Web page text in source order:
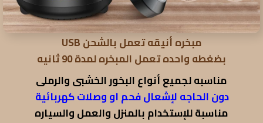
مبخره أنيقه تعمل بالشحن USB
بضغطه واحده تعمل المبخره لمدة 90 ثانيه
مناسبه لجميع أنواع البخور الخشبى والرملى
دون الحاجه لإشعال فحم او وصلات كهربائية
مناسبة للإستخدام بالمنزل والعمل والسياره